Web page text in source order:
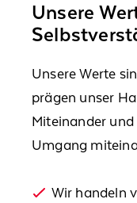
Unsere
Unsere Werte
prägen unser
Miteinander
Umgang
Wir handeln